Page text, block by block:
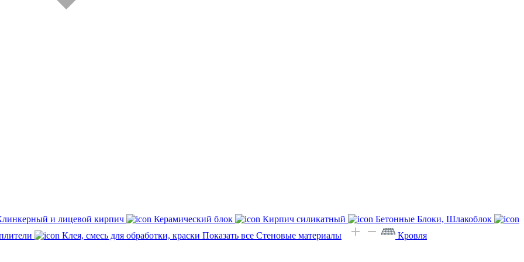
и лицевой кирпич Керамический блок Кирпич силикатный
Бетонные Блоки, Шлакоблок
Клея, смесь для обработки, краски Показать все Стеновые материалы Кровля